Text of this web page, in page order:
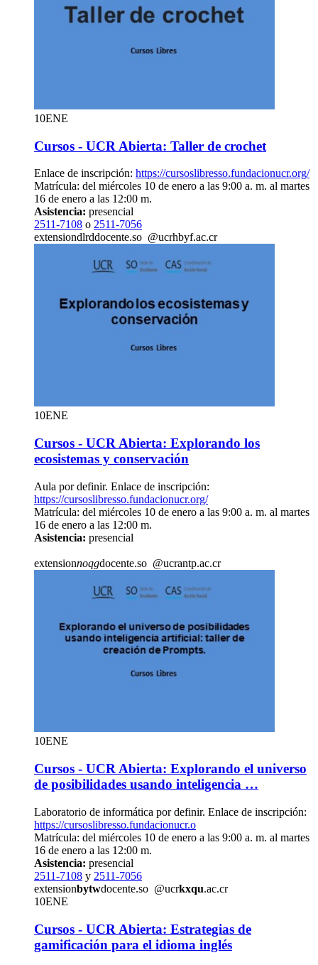
10ENE
Cursos - UCR Abierta: Taller de crochet
Enlace de inscripción: https://cursoslibresso.fundacionucr.org/
Matrícula: del miércoles 10 de enero a las 9:00 a. m. al martes
16 de enero a las 12:00 m.
Asistencia: presencial
2511-7108 o 2511-7056
extensiondlrddocente.so @ucrhbyf.ac.cr
10ENE
Cursos - UCR Abierta: Explorando los
ecosistemas y conservación
Aula por definir. Enlace de inscripción:
https://cursoslibresso.fundacionucr.org/
Matrícula: del miércoles 10 de enero a las 9:00 a. m. al martes
16 de enero a las 12:00 m.
Asistencia: presencial
extensionnoqgdocente.so @ucrantp.ac.cr
10ENE
Cursos - UCR Abierta: Explorando el universo
de posibilidades usando inteligencia …
Laboratorio de informática por definir. Enlace de inscripción:
https://cursoslibresso.fundacionucr.o
Matrícula: del miércoles 10 de enero a las 9:00 a. m. al martes
16 de enero a las 12:00 m.
Asistencia: presencial
2511-7108 y 2511-7056
extensionbytwdocente.so @ucrkxqu.ac.cr
10ENE
Cursos - UCR Abierta: Estrategias de
gamificación para el idioma inglés